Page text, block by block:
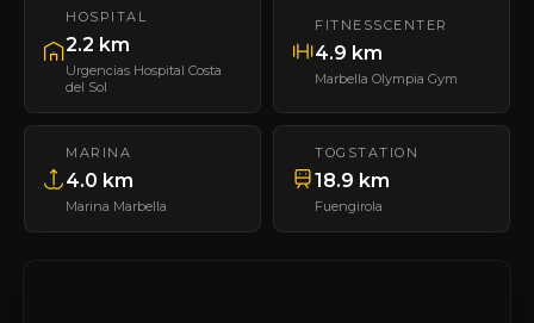
HOSPITAL
2.2 km
Urgencias Hospital Costa
del Sol
FITNESSCENTER
4.9 km
Marbella Olympia Gym
MARINA
4.0 km
Marina Marbella
TOGSTATION
18.9 km
Fuengirola